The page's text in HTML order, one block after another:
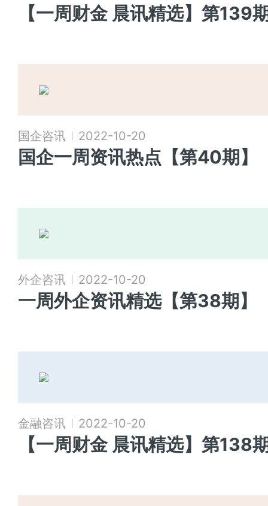
【一周财金 晨讯精选】第139
国企咨讯 2022-10-20
国企一周资讯热点【第40期】
外企咨讯 2022-10-20
一周外企资讯精选【第38期】
金融咨讯 2022-10-20
【一周财金 晨讯精选】第138